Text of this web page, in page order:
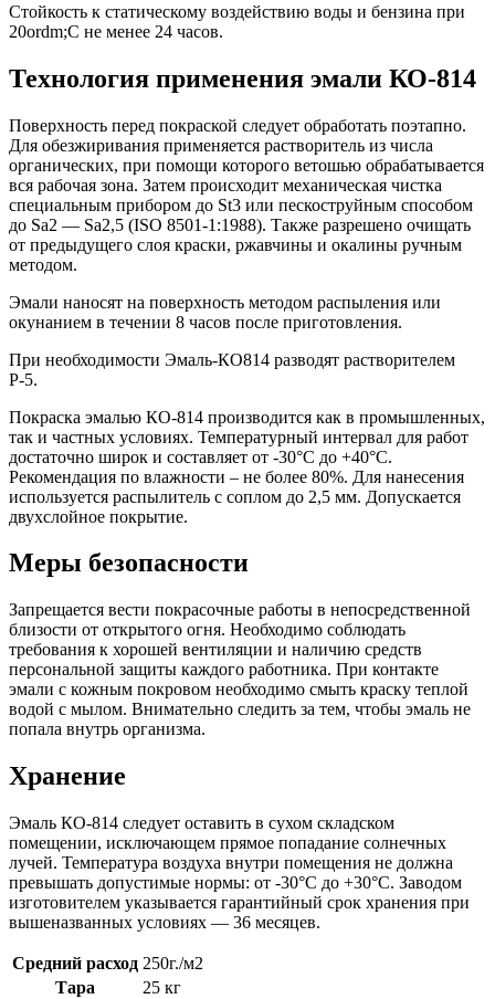
Стойкость к статическому воздействию воды и бензина при
20ordm;С не менее 24 часов.
Технология применения эмали КО-814
Поверхность перед покраской следует обработать поэтапно.
Для обезжиривания применяется растворитель из числа
органических, при помощи которого ветошью обрабатывается
вся рабочая зона. Затем происходит механическая чистка
специальным прибором до St3 или пескоструйным способом
до Sа2 — Sа2,5 (ISO 8501-1:1988). Также разрешено очищать
от предыдущего слоя краски, ржавчины и окалины ручным
методом.
Эмали наносят на поверхность методом распыления или
окунанием в течении 8 часов после приготовления.
При необходимости Эмаль-КО814 разводят растворителем
Р-5.
Покраска эмалью КО-814 производится как в промышленных,
так и частных условиях. Температурный интервал для работ
достаточно широк и составляет от -30°C до +40°C.
Рекомендация по влажности – не более 80%. Для нанесения
используется распылитель с соплом до 2,5 мм. Допускается
двухслойное покрытие.
Меры безопасности
Запрещается вести покрасочные работы в непосредственной
близости от открытого огня. Необходимо соблюдать
требования к хорошей вентиляции и наличию средств
персональной защиты каждого работника. При контакте
эмали с кожным покровом необходимо смыть краску теплой
водой с мылом. Внимательно следить за тем, чтобы эмаль не
попала внутрь организма.
Хранение
Эмаль КО-814 следует оставить в сухом складском
помещении, исключающем прямое попадание солнечных
лучей. Температура воздуха внутри помещения не должна
превышать допустимые нормы: от -30°C до +30°C. Заводом
изготовителем указывается гарантийный срок хранения при
вышеназванных условиях — 36 месяцев.
Средний расход 250г./м2
Тара
25 кг